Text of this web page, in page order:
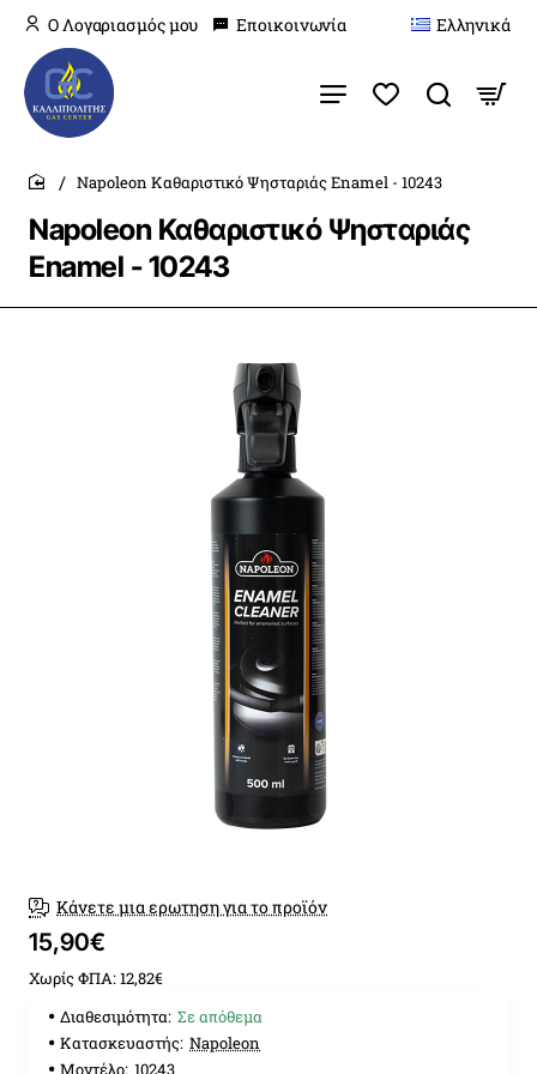
O Λογαριασμός μου Εποικοινωνία Ελληνικά
Napoleon Καθαριστικό Ψησταριάς
Enamel - 10243
home
Napoleon Καθαριστικό Ψησταριάς Enamel - 10243
Κάνετε μια ερωτηση για το προϊόν
15,90€
Χωρίς ΦΠΑ: 12,82€
Διαθεσιμότητα: Σε απόθεμα
Κατασκευαστής: Napoleon
Μοντέλο: 10243